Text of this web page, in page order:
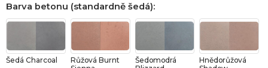
Barva betonu (standardně šedá):
Šedá Charcoal
Růžová Burnt
Šedomodrá
Hnědorůžová